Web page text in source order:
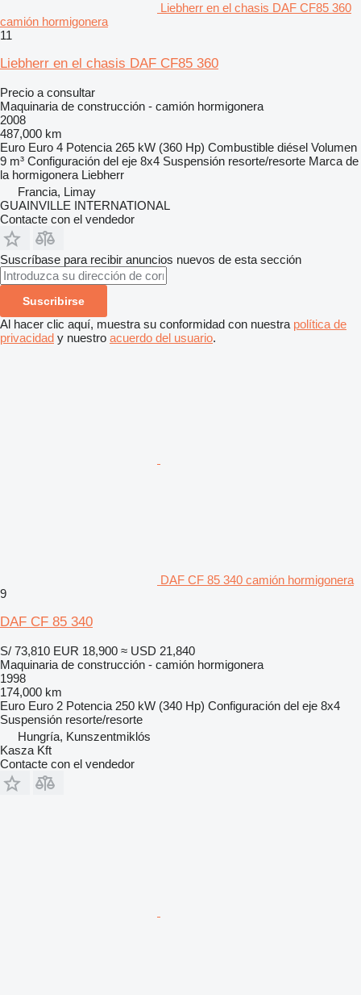
Liebherr en el chasis DAF CF85 360
camión hormigonera
11
Liebherr en el chasis DAF CF85 360
Precio a consultar
Maquinaria de construcción - camión hormigonera
2008
487,000 km
Euro Euro 4 Potencia 265 kW (360 Hp) Combustible diésel Volumen
9 m³ Configuración del eje 8x4 Suspensión resorte/resorte Marca de
la hormigonera Liebherr
Francia, Limay
GUAINVILLE INTERNATIONAL
Contacte con el vendedor
Suscríbase para recibir anuncios nuevos de esta sección
Suscribirse
Al hacer clic aquí, muestra su conformidad con nuestra política de
privacidad y nuestro acuerdo del usuario.
DAF CF 85 340 camión hormigonera
9
DAF CF 85 340
S/ 73,810 EUR 18,900 ≈ USD 21,840
Maquinaria de construcción - camión hormigonera
1998
174,000 km
Euro Euro 2 Potencia 250 kW (340 Hp) Configuración del eje 8x4
Suspensión resorte/resorte
Hungría, Kunszentmiklós
Kasza Kft
Contacte con el vendedor